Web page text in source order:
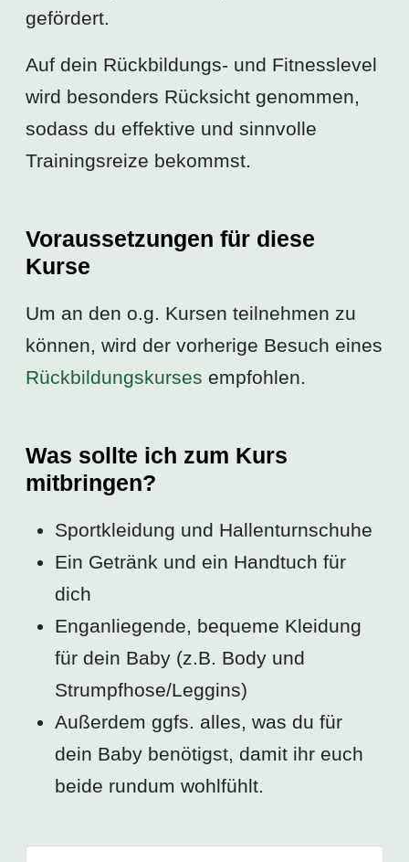
gefördert.
Auf dein Rückbildungs- und Fitnesslevel
wird besonders Rücksicht genommen,
sodass du effektive und sinnvolle
Trainingsreize bekommst.
Voraussetzungen für diese
Kurse
Um an den o.g. Kursen teilnehmen zu
können, wird der vorherige Besuch eines
Rückbildungskurses empfohlen.
Was sollte ich zum Kurs
mitbringen?
Sportkleidung und Hallenturnschuhe
Ein Getränk und ein Handtuch für
dich
Enganliegende, bequeme Kleidung
für dein Baby (z.B. Body und
Strumpfhose/Leggins)
Außerdem ggfs. alles, was du für
dein Baby benötigst, damit ihr euch
beide rundum wohlfühlt.